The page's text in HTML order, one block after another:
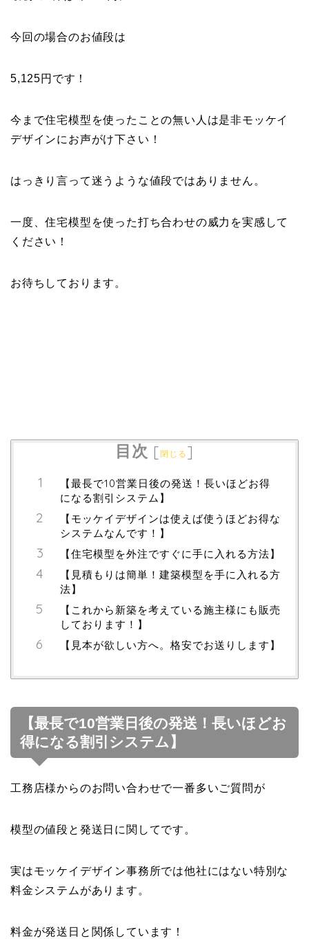
今回の場合のお値段は
5,125円です！
今まで住宅模型を使ったことの無い人は是非モッケイ
デザインにお声がけ下さい！
はっきり言って迷うような値段ではありません。
一度、住宅模型を使った打ち合わせの威力を実感して
ください！
お待ちしております。
目次 [閉じる ]
【最長で10営業日後の発送！長いほどお得
になる割引システム】
【モッケイデザインは使えば使うほどお得な
システムなんです！】
【住宅模型を外注ですぐに手に入れる方法】
【見積もりは簡単！建築模型を手に入れる方
法】
【これから新築を考えている施主様にも販売
しております！】
【見本が欲しい方へ。格安でお送りします】
【最長で10営業日後の発送！長いほどお
得になる割引システム】
工務店様からのお問い合わせで一番多いご質問が
模型の値段と発送日に関してです。
実はモッケイデザイン事務所では他社にはない特別な
料金システムがあります。
料金が発送日と関係しています！